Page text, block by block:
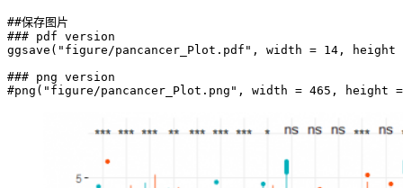
##保存图片
### pdf version
ggsave("figure/pancancer_Plot.pdf", width = 14, height
### png version